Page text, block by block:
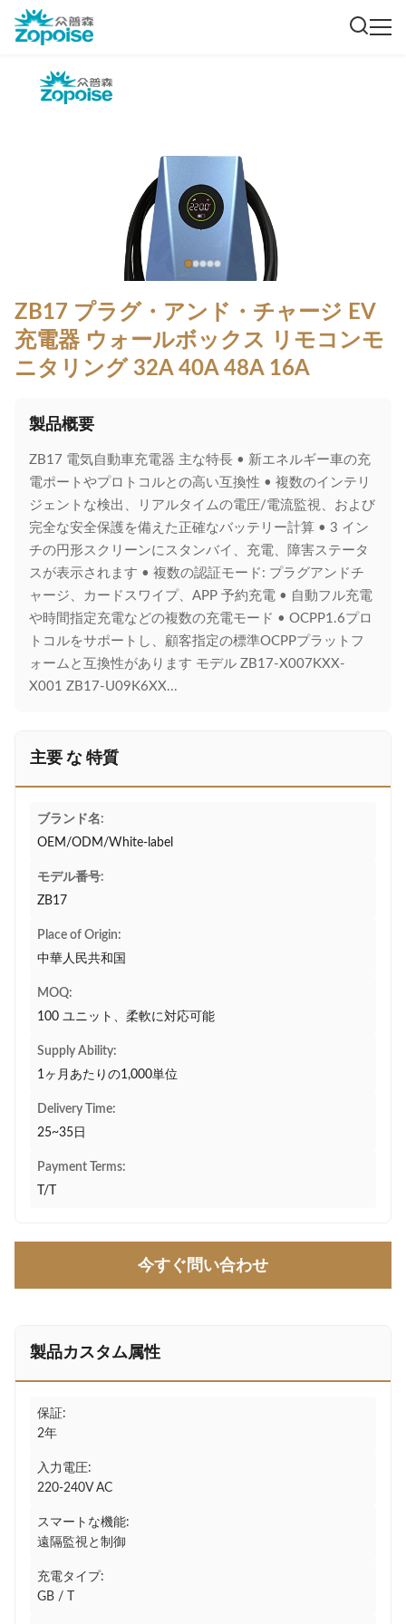
ZB17 プラグ・アンド・チャージ EV
充電器 ウォールボックス リモコンモ
ニタリング 32A 40A 48A 16A
製品概要
ZB17 電気自動車充電器 主な特長 • 新エネルギー車の充
電ポートやプロトコルとの高い互換性 • 複数のインテリ
ジェントな検出、リアルタイムの電圧/電流監視、および
完全な安全保護を備えた正確なバッテリー計算 • 3 イン
チの円形スクリーンにスタンバイ、充電、障害ステータ
スが表示されます • 複数の認証モード: プラグアンドチ
ャージ、カードスワイプ、APP 予約充電 • 自動フル充電
や時間指定充電などの複数の充電モード • OCPP1.6プロ
トコルをサポートし、顧客指定の標準OCPPプラットフ
ォームと互換性があります モデル ZB17-X007KXX-
X001 ZB17-U09K6XX...
主要 な 特質
ブランド名:
OEM/ODM/White-label
モデル番号:
ZB17
Place of Origin:
中華人民共和国
MOQ:
100 ユニット、柔軟に対応可能
Supply Ability:
1ヶ月あたりの1,000単位
Delivery Time:
25~35日
Payment Terms:
T/T
今すぐ問い合わせ
製品カスタム属性
保証:
2年
入力電圧:
220-240V AC
スマートな機能:
遠隔監視と制御
充電タイプ:
GB / T